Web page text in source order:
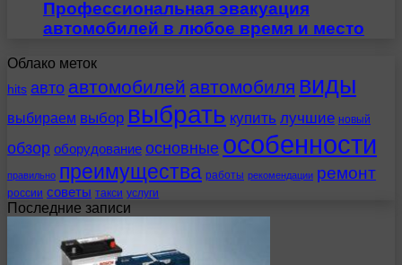
Профессиональная эвакуация
автомобилей в любое время и место
Облако меток
hits авто автомобилей автомобиля виды
выбираем выбор выбрать купить лучшие новый
обзор оборудование основные особенности
правильно преимущества работы рекомендации ремонт
россии советы такси услуги
Последние записи